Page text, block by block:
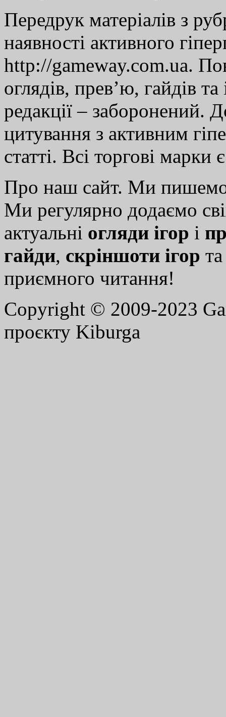
Передрук матеріалів з
наявності активного
http://gameway.com.ua.
оглядів, прев’ю, гайдів
редакції – заборонений.
цитування з активним
статті. Всі торгові марки
Про наш сайт. Ми
Ми регулярно додаємо
актуальні огляди ігор і
гайди, скріншоти ігор
приємного читання!
Copyright © 2009-2023
проєкту Kiburga